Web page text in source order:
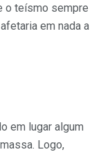
o teísmo sempre
em nada a
em lugar algum
Logo,